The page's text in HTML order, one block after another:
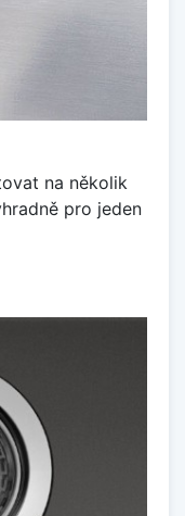
na několik
pro jeden